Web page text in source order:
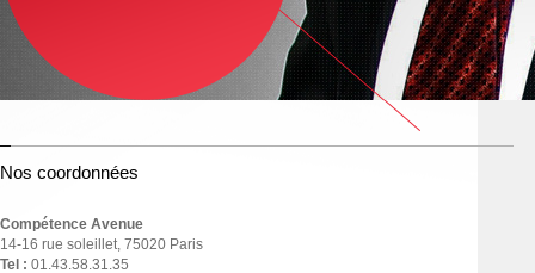
Nos coordonnées
Compétence Avenue
14-16 rue soleillet, 75020 Paris
Tel : 01.43.58.31.35